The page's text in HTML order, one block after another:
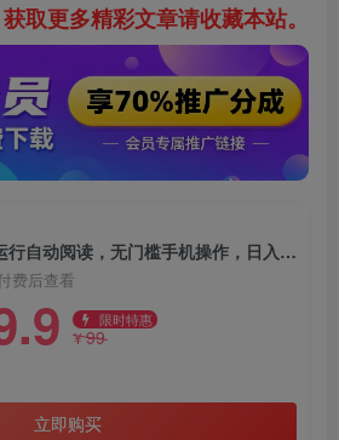
取更多精彩文章请收藏本站。
全网最新平台，一键运行自动阅读，无门槛手机操作，日入50-3张+
费后查看
限时特惠
¥99
立即购买